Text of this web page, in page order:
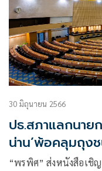
30 มิถุนายน 2566
ปธ.สภาแลกนายกฯ พท.ปิดดีลก้าวไก
น่าน’พ้อคลุมถุง
“พรพิศ” ส่งหนังสือเชิ